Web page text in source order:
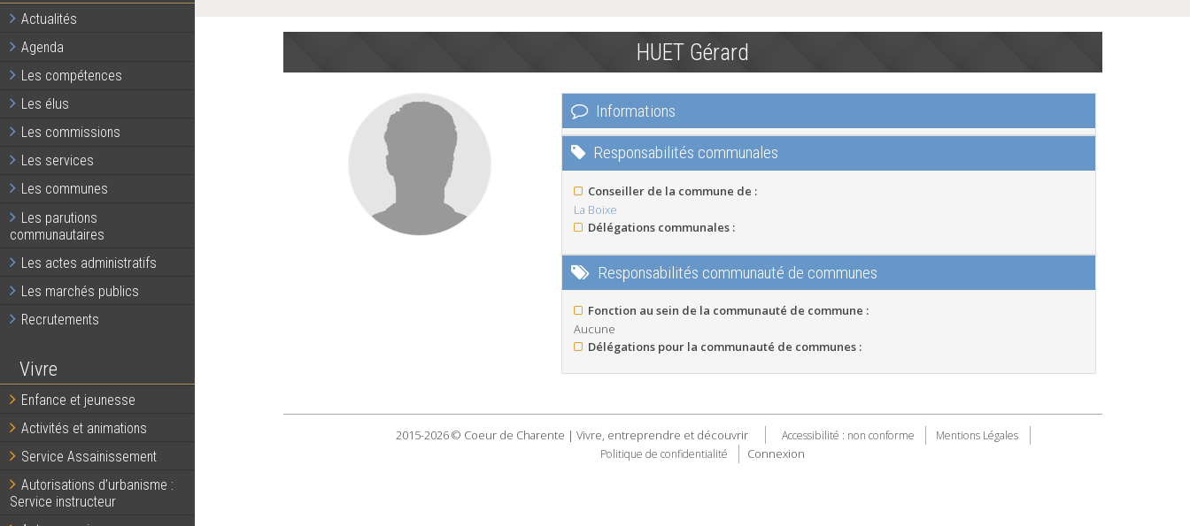
Actualités
Agenda
Les compétences
Les élus
Les commissions
Les services
Les communes
Les parutions
communautaires
Les actes administratifs
Les marchés publics
Recrutements
Vivre
Enfance et jeunesse
Activités et animations
Service Assainissement
Autorisations d’urbanisme :
Service instructeur
HUET Gérard
Informations
Responsabilités communales
Conseiller de la commune de :
La Boixe
Délégations communales :
Responsabilités communauté de communes
Fonction au sein de la communauté de commune :
Aucune
Délégations pour la communauté de communes :
2015-2026 © Coeur de Charente | Vivre, entreprendre et découvrir Accessibilité : non conforme
Mentions Légales
Politique de confidentialité
Connexion